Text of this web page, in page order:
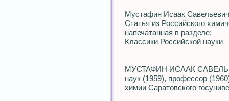
Мустафин Исаак Савельевич
Статья из Российского
напечатанная в разделе:
Классики Российской науки
МУСТАФИН ИСААК
наук (1959), профессор
химии Саратовского